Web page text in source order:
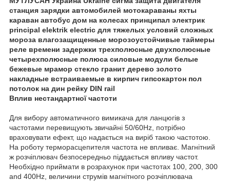
Вплив нестандартної частоти
Для вибору автоматичного вимикача для ланцюгів з
частотами перевищують звичайні 50/60Hz, потрібно
враховувати ефект, що надається на виріб такою частотою.
На роботу терморасцепителя частота не впливає. Магнітний
ж розчіплювач безпосередньо піддається впливу частот.
Необхідно приймати в розрахунок при частотах 100, 200, 300
and 400Hz, величини струмів магнітного розчіплювача